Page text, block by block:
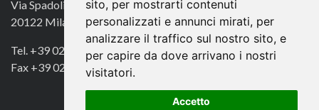
sito, per mostrarti contenuti
personalizzati e annunci mirati, per
analizzare il traffico sul nostro sito, e
per capire da dove arrivano i nostri
visitatori.
Accetto
Via Spadolini 7
20122 Milano
Tel. +39 02 49756990
Fax +39 02 72016740